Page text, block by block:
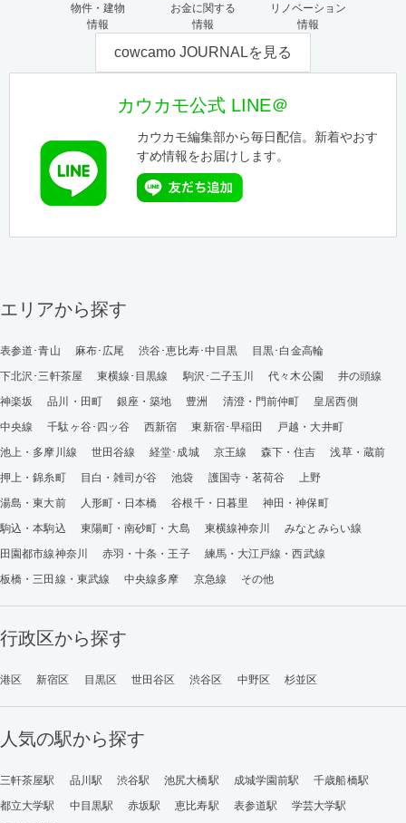
物件・建物
情報
お金に関する
情報
リノベーション
情報
cowcamo JOURNALを見る
カウカモ公式 LINE＠
カウカモ編集部から毎日配信。新着やおす
すめ情報をお届けします。
エリアから探す
表参道･青山 麻布･広尾 渋谷･恵比寿･中目黒
目黒･白金高輪
下北沢･三軒茶屋
東横線･目黒線 駒沢･二子玉川 代々木公園
井の頭線
神楽坂
品川・田町 銀座・築地 豊洲 清澄・門前仲町
皇居西側
中央線
千駄ヶ谷･四ッ谷 西新宿 東新宿･早稲田
戸越・大井町
池上・多摩川線
世田谷線 経堂･成城 京王線 森下・住吉
浅草・蔵前
押上・錦糸町
目白・雑司が谷 池袋 護国寺・茗荷谷
上野
湯島・東大前
人形町・日本橋 谷根千・日暮里
神田・神保町
駒込・本駒込
東陽町・南砂町・大島 東横線神奈川
みなとみらい線
田園都市線神奈川
赤羽・十条・王子
練馬・大江戸線・西武線
板橋・三田線・東武線
中央線多摩 京急線 その他
行政区から探す
港区 新宿区 目黒区 世田谷区 渋谷区 中野区 杉並区
人気の駅から探す
三軒茶屋駅 品川駅 渋谷駅 池尻大橋駅 成城学園前駅
千歳船橋駅
都立大学駅
中目黒駅 赤坂駅 恵比寿駅 表参道駅
学芸大学駅